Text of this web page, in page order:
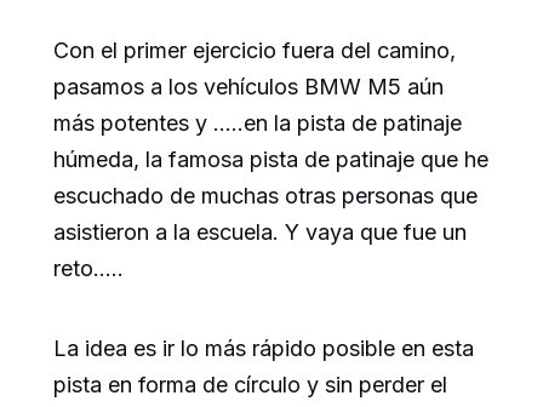
Con el primer ejercicio fuera del camino,
pasamos a los vehículos BMW M5 aún
más potentes y …..en la pista de patinaje
húmeda, la famosa pista de patinaje que he
escuchado de muchas otras personas que
asistieron a la escuela. Y vaya que fue un
reto…..
La idea es ir lo más rápido posible en esta
pista en forma de círculo y sin perder el